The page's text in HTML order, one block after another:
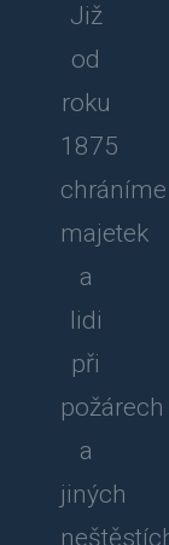
Již
od
roku
1875
chráníme
majetek
a
lidi
při
požárech
a
jiných